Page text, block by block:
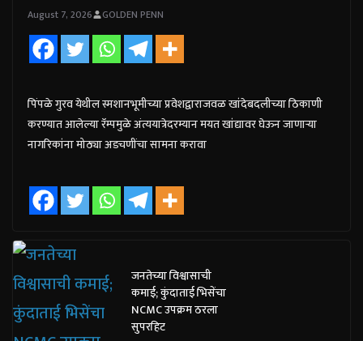
August 7, 2026 GOLDEN PENN
पिंपळे गुरव येथील स्मशानभूमीच्या प्रवेशद्वाराजवळ खांदेबदलीच्या ठिकाणी
करण्यात आलेल्या रॅम्पमुळे अंत्ययात्रेदरम्यान मयत खांद्यावर घेऊन जाणाऱ्या
नागरिकांना मोठ्या अडचणींचा सामना करावा
जनतेच्या विश्वासाची
कमाई; कुंदाताई भिसेंचा
NCMC उपक्रम ठरला
सुपरहिट